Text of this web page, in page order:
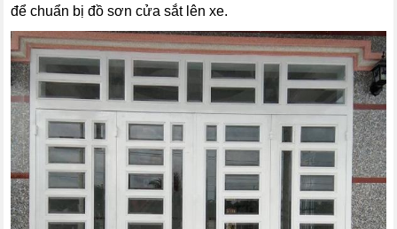
để chuẩn bị đồ sơn cửa sắt lên xe.